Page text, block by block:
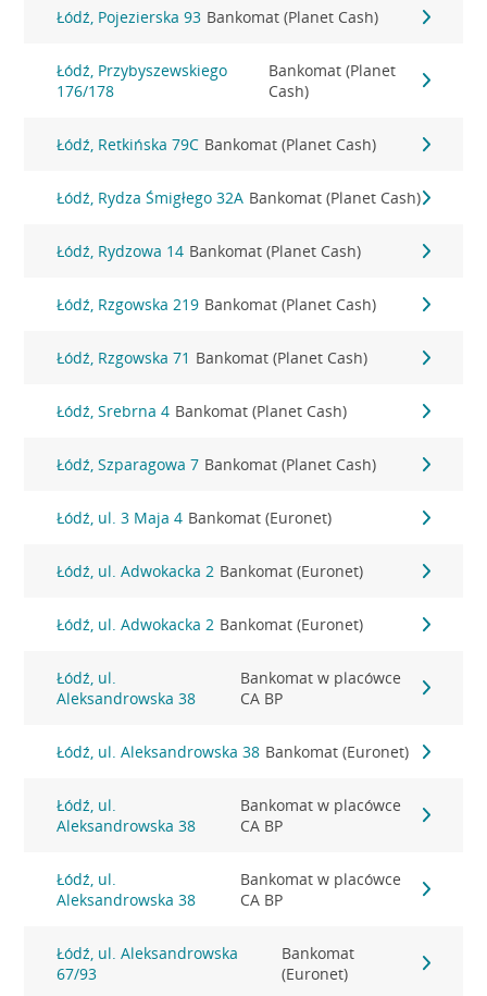
Łódź, Pojezierska 93 Bankomat (Planet Cash)
Łódź, Przybyszewskiego
176/178
Bankomat (Planet
Cash)
Łódź, Retkińska 79C Bankomat (Planet Cash)
Łódź, Rydza Śmigłego 32A Bankomat (Planet Cash)
Łódź, Rydzowa 14 Bankomat (Planet Cash)
Łódź, Rzgowska 219 Bankomat (Planet Cash)
Łódź, Rzgowska 71 Bankomat (Planet Cash)
Łódź, Srebrna 4 Bankomat (Planet Cash)
Łódź, Szparagowa 7 Bankomat (Planet Cash)
Łódź, ul. 3 Maja 4 Bankomat (Euronet)
Łódź, ul. Adwokacka 2 Bankomat (Euronet)
Łódź, ul. Adwokacka 2 Bankomat (Euronet)
Łódź, ul.
Aleksandrowska 38
Bankomat w placówce
CA BP
Łódź, ul. Aleksandrowska 38 Bankomat (Euronet)
Łódź, ul.
Aleksandrowska 38
Bankomat w placówce
CA BP
Łódź, ul.
Aleksandrowska 38
Bankomat w placówce
CA BP
Łódź, ul. Aleksandrowska
67/93
Bankomat
(Euronet)